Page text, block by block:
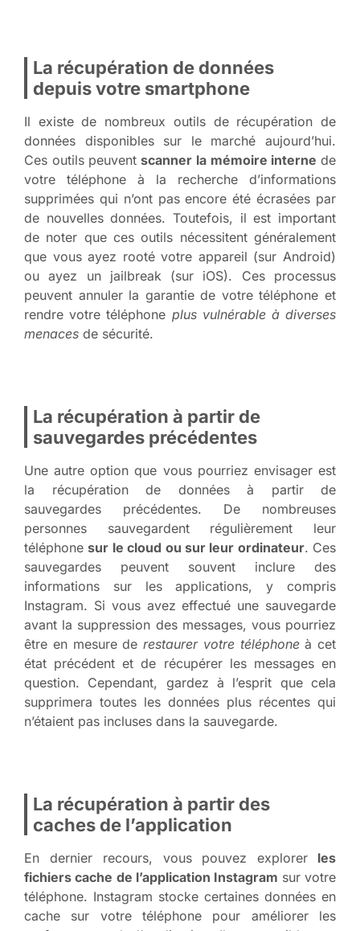
La récupération de données
depuis votre smartphone
Il existe de nombreux outils de récupération de
données disponibles sur le marché aujourd’hui.
Ces outils peuvent scanner la mémoire internede
votre téléphone à la recherche d’informations
supprimées qui n’ont pas encore été écrasées par
de nouvelles données. Toutefois, il est important
de noter que ces outils nécessitent généralement
que vous ayez rooté votre appareil (sur Android)
ou ayez un jailbreak (sur iOS). Ces processus
peuvent annuler la garantie de votre téléphone et
rendre votre téléphone plus vulnérable à diverses
menaces de sécurité.
La récupération à partir de
sauvegardes précédentes
Une autre option que vous pourriez envisager est
la récupération de données à partir de
sauvegardes précédentes. De nombreuses
personnes sauvegardent régulièrement leur
téléphonesur le cloud ou sur leur ordinateur. Ces
sauvegardes peuvent souvent inclure des
informations sur les applications, y compris
Instagram. Si vous avez effectué une sauvegarde
avant la suppression des messages, vous pourriez
être en mesure de restaurer votre téléphoneà cet
état précédent et de récupérer les messages en
question. Cependant, gardez à l’esprit que cela
supprimera toutes les données plus récentes qui
n’étaient pas incluses dans la sauvegarde.
La récupération à partir des
caches de l’application
En dernier recours, vous pouvez explorer les
fichiers cache de l’application Instagram sur votre
téléphone. Instagram stocke certaines données en
cache sur votre téléphone pour améliorer les